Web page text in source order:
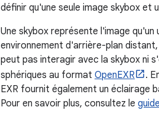
définir qu'une seule image skybox et
Une skybox représente l'image
environnement d'arrière-plan
peut pas interagir avec la skybox ni
sphériques au format OpenEXR
.
EXR fournit également un éclairage
Pour en savoir plus, consultez le